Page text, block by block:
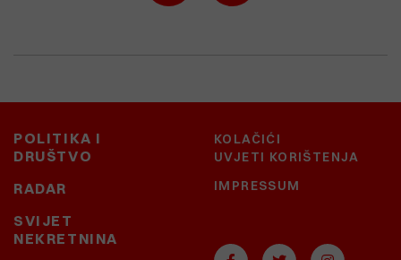
POLITIKA I
DRUŠTVO
RADAR
SVIJET
NEKRETNINA
KOLAČIĆI
UVJETI KORIŠTENJA
IMPRESSUM